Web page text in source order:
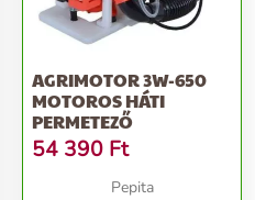
AGRIMOTOR 3W-650
MOTOROS HÁTI
PERMETEZŐ
54 390 Ft
Pepita